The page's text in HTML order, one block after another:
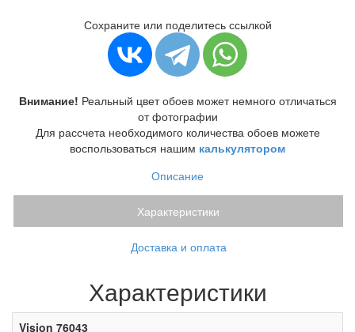
Сохраните или поделитесь ссылкой
Внимание! Реальный цвет обоев может немного отличаться
от фотографии
Для рассчета необходимого количества обоев можете
воспользоваться нашим калькулятором
Описание
Характеристики
Доставка и оплата
Характеристики
Vision 76043